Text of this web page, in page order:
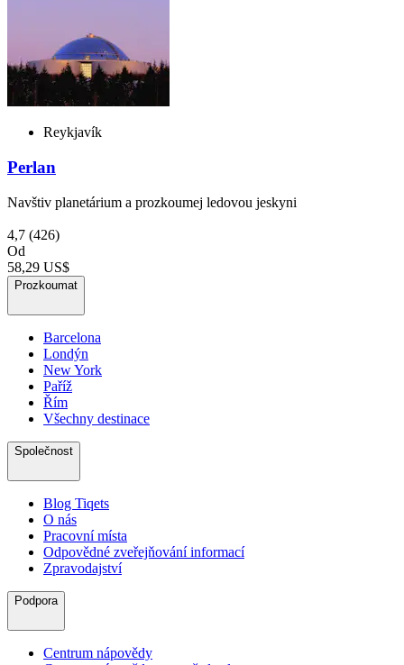
Reykjavík
Perlan
Navštiv planetárium a prozkoumej ledovou jeskyni
4,7 (426)
Od
58,29 US$
Prozkoumat
Barcelona
Londýn
New York
Paříž
Řím
Všechny destinace
Společnost
Blog Tiqets
O nás
Pracovní místa
Odpovědné zveřejňování informací
Zpravodajství
Podpora
Centrum nápovědy